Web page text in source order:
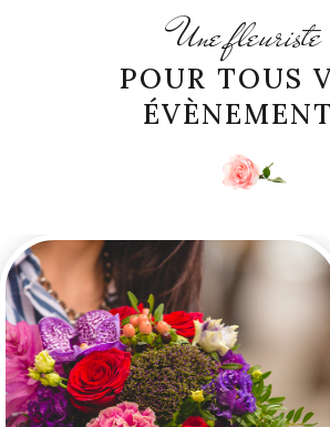
Une fleuriste
POUR TOUS